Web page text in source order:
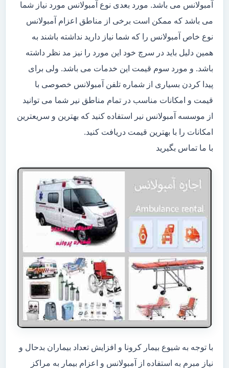
آمبولانس می باشد. مورد بعدی نوع آمبولانس مورد نیاز شما
می باشد که ممکن است برخی از مناطق اعزام آمبولانس
نوع خاص آمبولانس را که شما نیاز دارید نداشته باشند به
همین دلیل باید در سرچ خود این مورد را نیز مد نظر داشته
باشد. و مورد سوم قیمت این خدمات می باشد. ولی برای
پیدا کردن بسیاری از شماره تلفن آمبولانس خصوصی با
قیمت و امکانات مناسب در تمام مناطق نیر شما می توانید
از موسسه آمبولانس نیر استفاده کنید که بهترین و سریعترین
امکانات را با بهترین قیمت دریافت کنید.
با ما تماس بگیرید
با توجه به شیوع بیمار کرونا و افزایش تعداد بیماران بدحال و
نیاز مبرم به استفاده از آمبولانس و اعزام بیمار به مراکز